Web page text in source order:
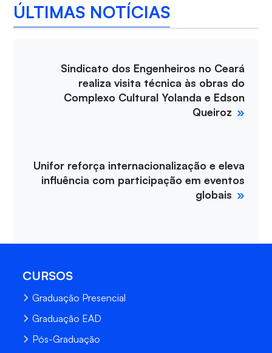
ÚLTIMAS NOTÍCIAS
Sindicato dos Engenheiros no Ceará
realiza visita técnica às obras do
Complexo Cultural Yolanda e Edson
Queiroz
Unifor reforça internacionalização e eleva
influência com participação em eventos
globais
CURSOS
Graduação Presencial
Graduação EAD
Pós-Graduação